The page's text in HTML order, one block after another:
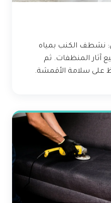
نشطف الكنب بمياه
آثار المنظفات. ثم
على سلامة الأقمشة.